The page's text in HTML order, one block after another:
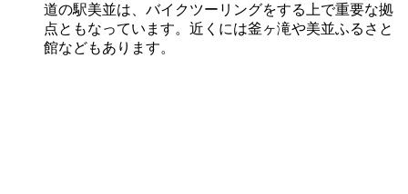
道の駅美並は、バイクツーリングをする上で重要な拠
点ともなっています。近くには釜ヶ滝や美並ふるさと
館などもあります。